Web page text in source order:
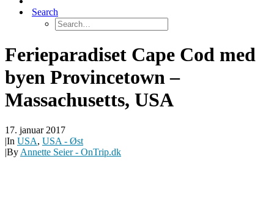
Search
Ferieparadiset Cape Cod med
byen Provincetown –
Massachusetts, USA
17. januar 2017
|In USA, USA - Øst
|By Annette Seier - OnTrip.dk